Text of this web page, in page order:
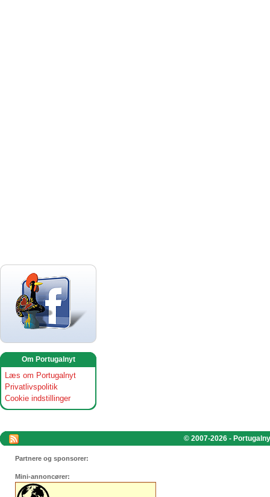
Om Portugalnyt
Læs om Portugalnyt
Privatlivspolitik
Cookie indstillinger
© 2007-2026 -
Partnere og sponsorer:
Mini-annoncører: